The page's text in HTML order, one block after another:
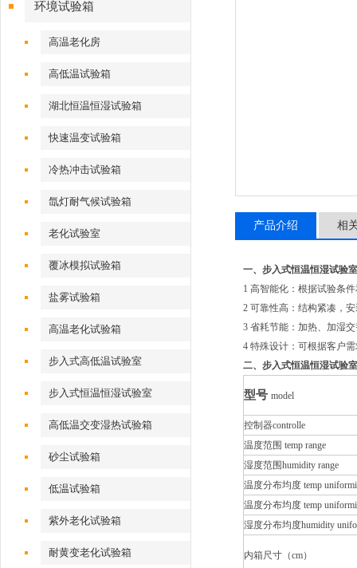
环境试验箱
高温老化房
高低温试验箱
湖北恒温恒湿试验箱
快速温变试验箱
冷热冲击试验箱
氙灯耐气候试验箱
老化试验室
覆冰模拟试验箱
盐雾试验箱
高温老化试验箱
步入式高低温试验室
步入式恒温恒湿试验室
高低温交变湿热试验箱
砂尘试验箱
低温试验箱
紫外老化试验箱
耐黄变老化试验箱
产品介绍 相
一、 步入式恒温恒湿试验室
1 高智能化：根据试验条
2 可靠性高：结构紧凑，
3 省耗节能：加热、加湿
4 特殊设计：可根据客户
二、 步入式恒温恒湿试验室
型号 model
控制器controlle
温度范围 temp range
湿度范围humidity range
温度分布均度 temp
温度分布均度 temp
湿度分布均度humidity
内箱尺寸（cm）